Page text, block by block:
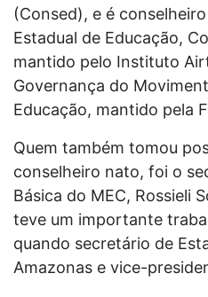
(Consed), e é
Estadual de Educação,
mantido pelo Instituto
Governança do
Educação, mantido pela
Quem também tomou
conselheiro nato, foi o
Básica do MEC, Rossieli
teve um importante
quando secretário de
Amazonas e vice-